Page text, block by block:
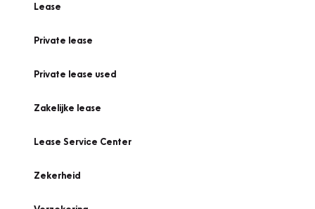
Lease
Private lease
Private lease used
Zakelijke lease
Lease Service Center
Zekerheid